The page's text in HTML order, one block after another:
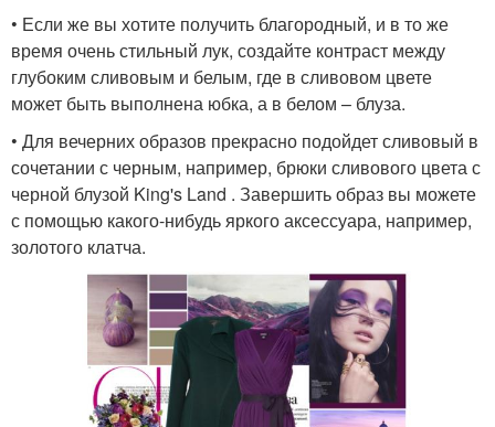
• Если же вы хотите получить благородный, и в то же
время очень стильный лук, создайте контраст между
глубоким сливовым и белым, где в сливовом цвете
может быть выполнена юбка, а в белом – блуза.
• Для вечерних образов прекрасно подойдет сливовый в
сочетании с черным, например, брюки сливового цвета с
черной блузой King's Land . Завершить образ вы можете
с помощью какого-нибудь яркого аксессуара, например,
золотого клатча.